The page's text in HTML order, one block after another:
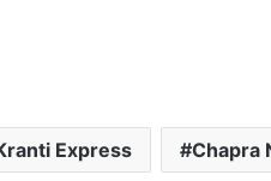
Express Chapra